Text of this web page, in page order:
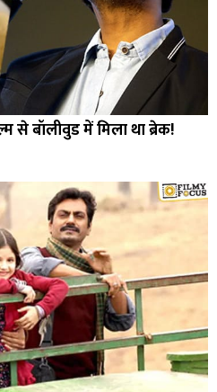
से बॉलीवुड में मिला था ब्रेक!